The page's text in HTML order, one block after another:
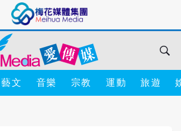
藝文 音樂 宗教 運動 旅遊